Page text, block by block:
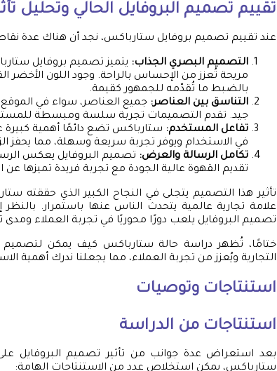
تقييم تصميم البروفايل الحالي وتحليل
عند تقييم تصميم بروفايل ستارباكس، نجد أن هناك عدة
التصميم البصري الجذاب: يتميز تصميم بروفايل
مريحة تُعزز من الإحساس بالراحة. وجود اللون
بالضبط ما تُقدّمه للجمهور كقيمة.
التناسق بين العناصر: جميع العناصر، سواء في الموقع
جيد. تقدم التصميمات تجربة سلسة ومبسطة
تفاعل المستخدم: ستارباكس تضع دائمًا أهمية
في الاستخدام ويوفر تجربة سريعة وسهلة، مما يحفز
تكامل الرسالة والعرض: تصميم البروفايل يعكس
تقديم القهوة عالية الجودة مع تجربة فريدة تميزها عن
تأثير هذا التصميم يتجلى في النجاح الكبير الذي
علامة تجارية عالمية يتحدث الناس عنها باستمرار.
تصميم البروفايل يلعب دورًا محوريًا في تجربة العملاء ومدى
ختامًا، تُظهر دراسة حالة ستارباكس كيف يمكن لتصميم
التجارية ويُعزز من تجربة العملاء، مما يجعلنا ندرك أهمية
استنتاجات وتوصيات
استنتاجات من الدراسة
بعد استعراض عدة جوانب من تأثير تصميم البروفايل
ستارباكس، يمكن استخلاص عدد من الاستنتاجات الهامة: